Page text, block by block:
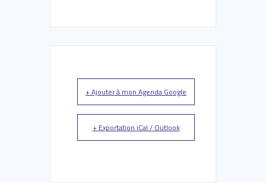
+ Ajouter à mon Agenda Google
+ Exportation iCal / Outlook